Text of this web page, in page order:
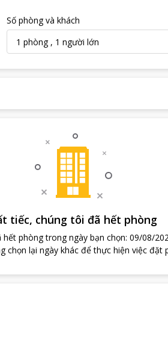
Số phòng và khách
1 phòng, 1 người lớn
tiếc, chúng tôi đã hết phòng
phòng trong ngày bạn chọn: 09/08/
chọn lại ngày khác để thực hiện việc đặt